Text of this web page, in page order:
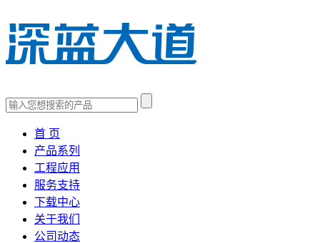
首 页
产品系列
工程应用
服务支持
下载中心
关于我们
公司动态